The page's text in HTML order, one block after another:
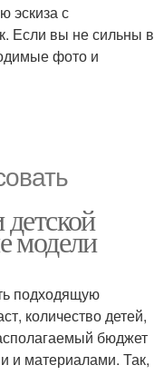
эскиза с
Если вы не сильны в
фото и
модели
подходящую
количество детей,
бюджет
и материалами. Так,